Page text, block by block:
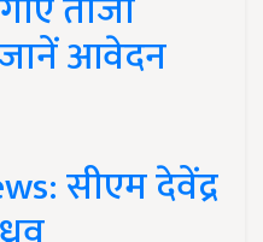
आवेदन
सीएम देवेंद्र